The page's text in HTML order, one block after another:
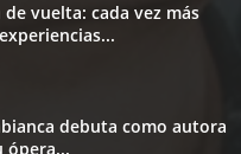
vuelta: cada vez más
debuta como autora
ópera...